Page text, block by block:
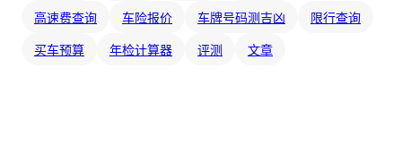
高速费查询 车险报价 车牌号码测吉凶 限行查询
买车预算 年检计算器 评测 文章